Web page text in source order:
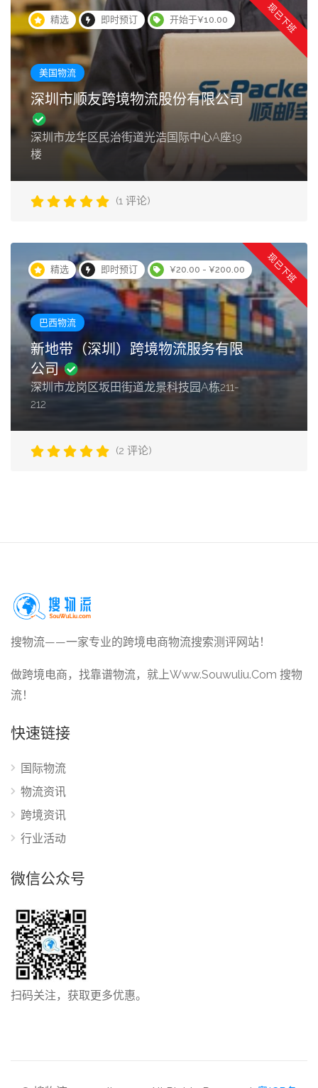
精选 即时预订 开始于¥10.00 现已下班
美国物流
深圳市顺友跨境物流股份有限公司
深圳市龙华区民治街道光浩国际中心A座19
楼
(1 评论)
精选 即时预订 ¥20.00 - ¥200.00 现已下班
巴西物流
新地带（深圳）跨境物流服务有限
公司
深圳市龙岗区坂田街道龙景科技园A栋211-
212
(2 评论)
搜物流——一家专业的跨境电商物流搜索测评网站！
做跨境电商，找靠谱物流，就上Www.Souwuliu.Com 搜物
流！
快速链接
国际物流
物流资讯
跨境资讯
行业活动
微信公众号
扫码关注，获取更多优惠。